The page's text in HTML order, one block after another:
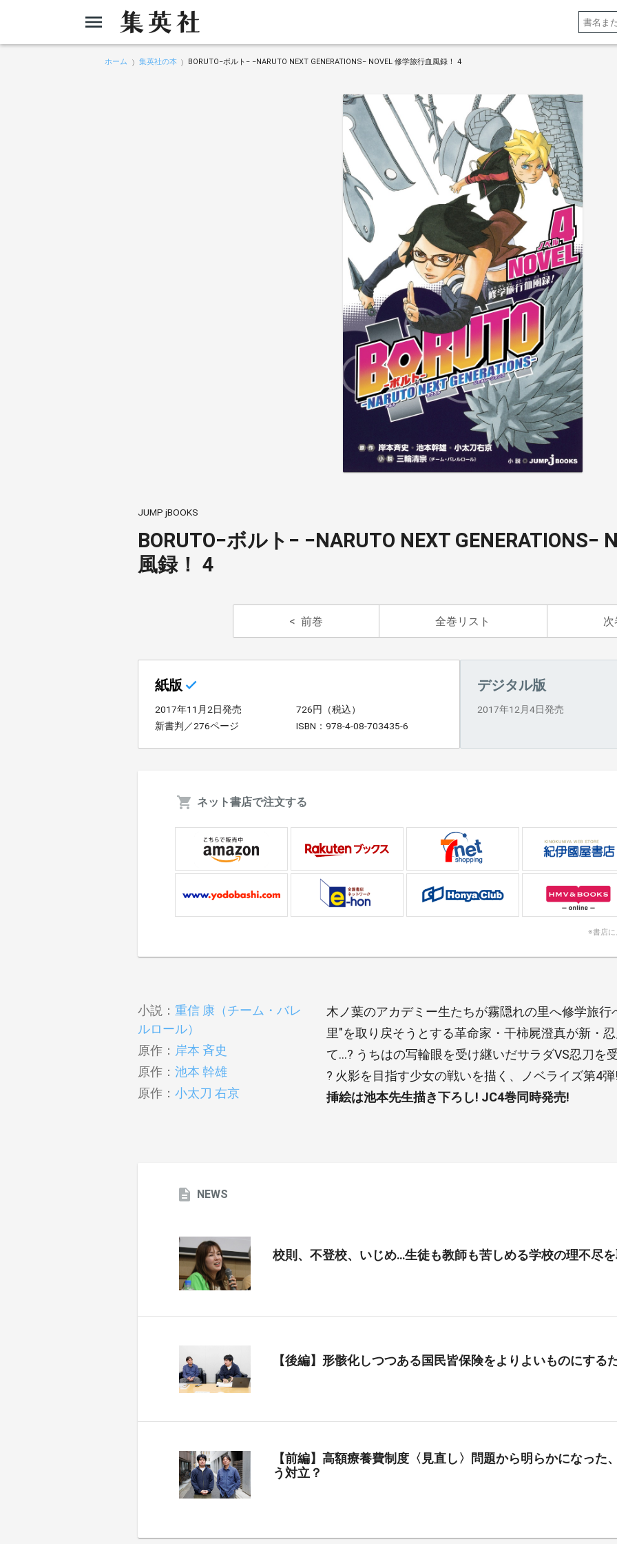
ホーム 集英社の本 BORUTO−ボルト− −NARUTO NEXT GENERATIONS− NOVEL 修学旅行血風録！ 4
JUMP jBOOKS
BORUTO−ボルト− −NARUTO NEXT GENERATIONS−
風録！ 4
前巻 全巻リスト 次
紙版
2017年11月2日発売
726円（税込）
新書判／276ページ
ISBN：978-4-08-703435-6
デジタル版
2017年12月4日発売
ネット書店で注文する
※書店に
小説： 重信 康（チーム・バレ
ルロール）
原作： 岸本 斉史
原作： 池本 幹雄
原作： 小太刀 右京
木ノ葉のアカデミー生たちが霧隠れの里へ修学旅
里"を取り戻そうとする革命家・干柿屍澄真が新・
て…? うちはの写輪眼を受け継いだサラダVS忍刀を
? 火影を目指す少女の戦いを描く、ノベライズ第4
挿絵は池本先生描き下ろし! JC4巻同時発売!
NEWS
校則、不登校、いじめ…生徒も教師も苦しめる学校の理不尽
【後編】形骸化しつつある国民皆保険をよりよいものにする
【前編】高額療養費制度〈見直し〉問題から明らかになった
う対立？